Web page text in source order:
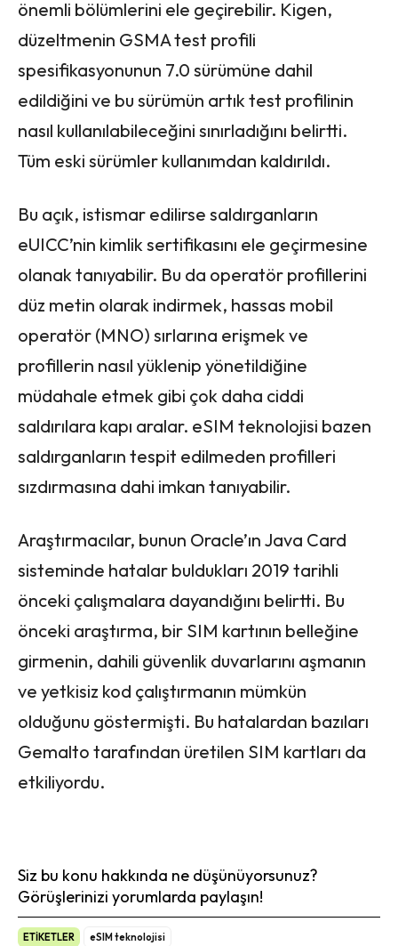
önemli bölümlerini ele geçirebilir. Kigen,
düzeltmenin GSMA test profili
spesifikasyonunun 7.0 sürümüne dahil
edildiğini ve bu sürümün artık test profilinin
nasıl kullanılabileceğini sınırladığını belirtti.
Tüm eski sürümler kullanımdan kaldırıldı.
Bu açık, istismar edilirse saldırganların
eUICC’nin kimlik sertifikasını ele geçirmesine
olanak tanıyabilir. Bu da operatör profillerini
düz metin olarak indirmek, hassas mobil
operatör (MNO) sırlarına erişmek ve
profillerin nasıl yüklenip yönetildiğine
müdahale etmek gibi çok daha ciddi
saldırılara kapı aralar. eSIM teknolojisi bazen
saldırganların tespit edilmeden profilleri
sızdırmasına dahi imkan tanıyabilir.
Araştırmacılar, bunun Oracle’ın Java Card
sisteminde hatalar buldukları 2019 tarihli
önceki çalışmalara dayandığını belirtti. Bu
önceki araştırma, bir SIM kartının belleğine
girmenin, dahili güvenlik duvarlarını aşmanın
ve yetkisiz kod çalıştırmanın mümkün
olduğunu göstermişti. Bu hatalardan bazıları
Gemalto tarafından üretilen SIM kartları da
etkiliyordu.
Siz bu konu hakkında ne düşünüyorsunuz?
Görüşlerinizi yorumlarda paylaşın!
ETİKETLER eSIM teknolojisi